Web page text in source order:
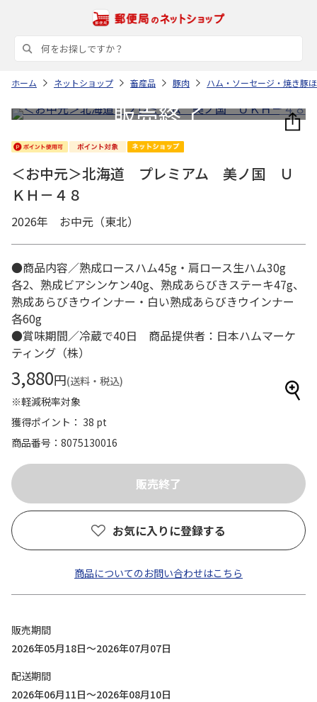
ホーム ネットショップ 畜産品 豚肉 ハム・ソーセージ・焼き豚
＜お中元＞北海道 プレミアム 美ノ国 Ｕ
ＫＨ－４８
2026年 お中元（東北）
●商品内容／熟成ロースハム45g・肩ロース生ハム30g
各2、熟成ビアシンケン40g、熟成あらびきステーキ47g、
熟成あらびきウインナー・白い熟成あらびきウインナー
各60g
●賞味期間／冷蔵で40日 商品提供者：日本ハムマーケ
ティング（株）
3,880円(送料・税込)
※軽減税率対象
獲得ポイント： 38 pt
商品番号
8075130016
お気に入りに登録する
商品についてのお問い合わせはこちら
販売期間
2026年05月18日～2026年07月07日
配送期間
2026年06月11日～2026年08月10日